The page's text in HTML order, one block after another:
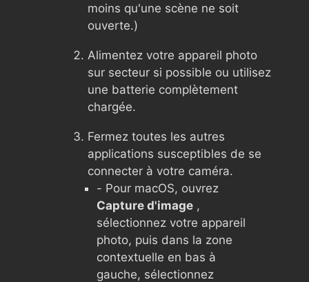
moins qu'une scène ne soit
ouverte.)
Alimentez votre appareil photo
sur secteur si possible ou utilisez
une batterie complètement
chargée.
Fermez toutes les autres
applications susceptibles de se
connecter à votre caméra.
- Pour macOS, ouvrez
Capture d'image ,
sélectionnez votre appareil
photo, puis dans la zone
contextuelle en bas à
gauche, sélectionnez